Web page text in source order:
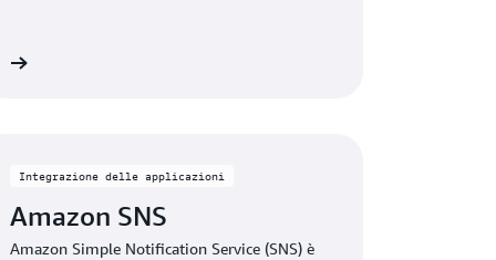
Integrazione delle applicazioni
Amazon SNS
Amazon Simple Notification Service (SNS) è